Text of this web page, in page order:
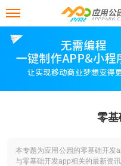
零
本专题为应用公园的零基础开发
与零基础开发app相关的最新资讯